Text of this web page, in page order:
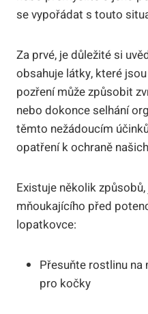
se vypořádat s touto
Za prvé, je důležité si
obsahuje látky, které
pozření může způsobit
nebo dokonce selhání
těmto nežádoucím
opatření k ochraně
Existuje několik
mňoukajícího před
lopatkovce:
Přesuňte rostlinu
pro kočky